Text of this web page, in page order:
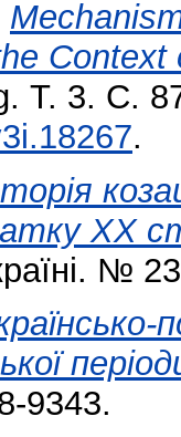
Т. 3. С.
.
ХХ
№
9343.